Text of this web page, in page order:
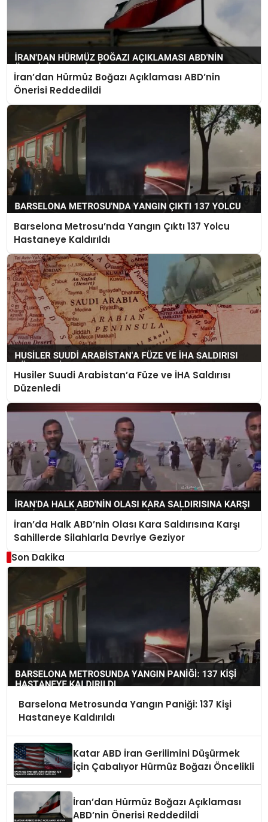
İran’dan Hürmüz Boğazı Açıklaması ABD’nin
Önerisi Reddedildi
Barselona Metrosu’nda Yangın Çıktı 137 Yolcu
Hastaneye Kaldırıldı
Husiler Suudi Arabistan’a Füze ve İHA Saldırısı
Düzenledi
İran’da Halk ABD’nin Olası Kara Saldırısına Karşı
Sahillerde Silahlarla Devriye Geziyor
Son Dakika
Barselona Metrosunda Yangın Paniği: 137 Kişi
Hastaneye Kaldırıldı
Katar ABD İran Gerilimini Düşürmek
İçin Çabalıyor Hürmüz Boğazı Öncelikli
İran’dan Hürmüz Boğazı Açıklaması
ABD’nin Önerisi Reddedildi